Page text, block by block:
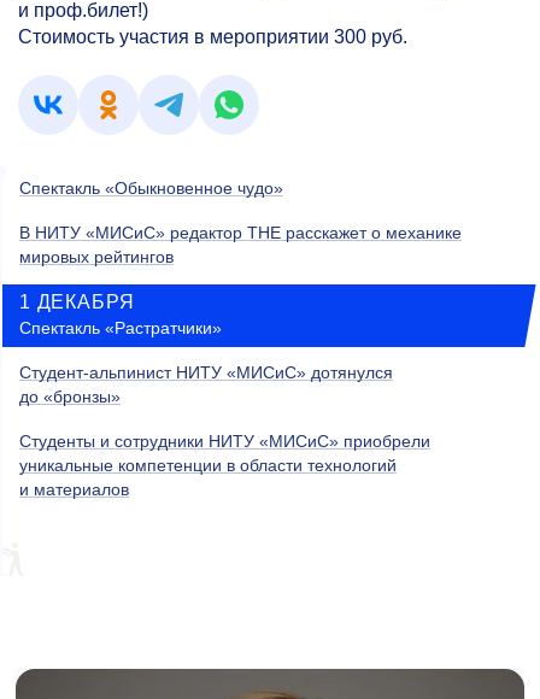
и проф.билет!)
Стоимость участия в мероприятии 300 руб.
Спектакль «Обыкновенное чудо»
В НИТУ «МИСиС» редактор THE расскажет о механике
мировых рейтингов
1 ДЕКАБРЯ
Спектакль «Растратчики»
Студент-альпинист НИТУ «МИСиС» дотянулся
до «бронзы»
Студенты и сотрудники НИТУ «МИСиС» приобрели
уникальные компетенции в области технологий
и материалов